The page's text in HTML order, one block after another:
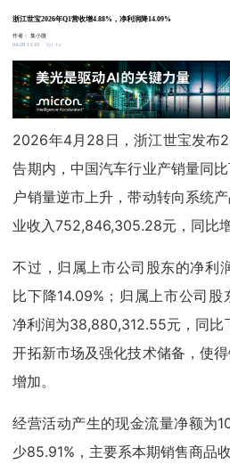
浙江世宝2026年Q1营收增4.88%，净利润降14.09%
作者：集小微
04-28 13:10
1.1w
2026年4月28日，浙江世宝发布
告期内，中国汽车行业产销量同
户销量逆市上升，带动转向系统
业收入752,846,305.28元，同比
不过，归属上市公司股东的净利
比下降14.09%；归属上市公司
净利润为38,880,312.55元，同比
开拓新市场及强化技术储备，使
增加。
经营活动产生的现金流量净额为
少85.91%，主要系本期销售商品